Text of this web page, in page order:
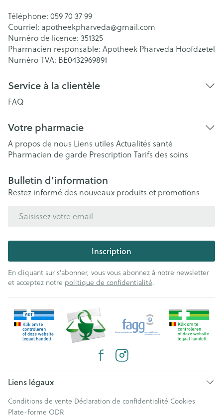
Téléphone: 059 70 37 99
Courriel: apotheekpharveda@gmail.com
Numéro de licence: 351325
Pharmacien responsable: Apotheek Pharveda Hoofdzetel
Numéro TVA: BE0432969891
Service à la clientèle
FAQ
Votre pharmacie
A propos de nous Liens utiles Actualités santé
Pharmacien de garde Prescription Tarifs des soins
Bulletin d’information
Restez informé des nouveaux produits et promotions
Inscription
En cliquant sur s'abonner, vous vous abonnez à notre newsletter
et acceptez notre politique de confidentialité.
Liens légaux
Conditions de vente Déclaration de confidentialité Cookies
Plate-forme ODR